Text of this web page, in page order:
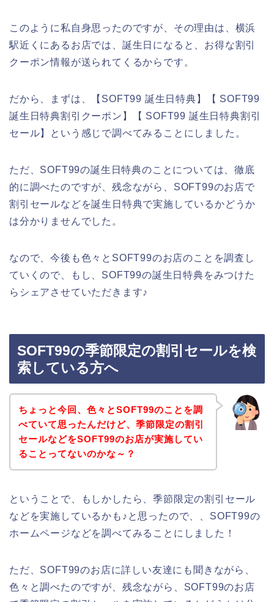
このように私自身思ったのですが、その理由は、横浜
駅近くにあるお店では、誕生日になると、お得な割引
クーポン情報が送られてくるからです。
だから、まずは、【SOFT99 誕生日特典】【 SOFT99
誕生日特典割引クーポン】【 SOFT99 誕生日特典割引
セール】という感じで調べてみることにしました。
ただ、SOFT99の誕生日特典のことについては、徹底
的に調べたのですが、残念ながら、SOFT99のお店で
割引セールなどを誕生日特典で実施しているかどうか
は分かりませんでした。
なので、今後も色々とSOFT99のお店のことを調査し
ていくので、もし、SOFT99の誕生日特典をみつけた
らシェアさせていただきます♪
SOFT99の季節限定の割引セールを検
索している方へ
ちょっと今回、色々とSOFT99のことを調
べていて思ったんだけど、季節限定の割引
セールなどをSOFT99のお店が実施してい
ることってないのかな～？
ということで、もしかしたら、季節限定の割引セール
などを実施しているかも♪と思ったので、、SOFT99の
ホームページなどを調べてみることにしました！
ただ、SOFT99のお店に詳しい友達にも聞きながら、
色々と調べたのですが、残念ながら、SOFT99のお店